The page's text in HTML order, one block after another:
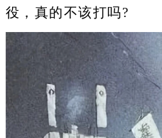
役，真的不该打吗?